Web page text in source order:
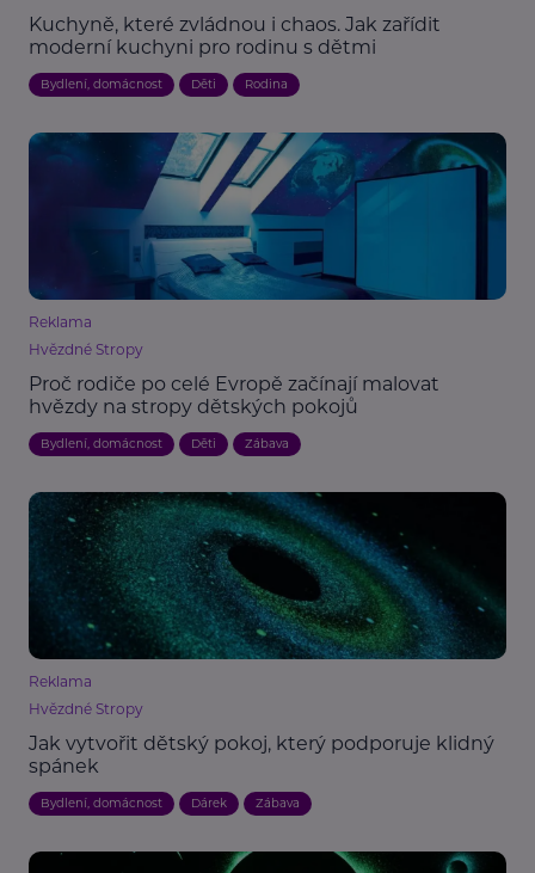
Kuchyně, které zvládnou i chaos. Jak zařídit
moderní kuchyni pro rodinu s dětmi
Bydlení, domácnost Děti Rodina
Reklama
Hvězdné Stropy
Proč rodiče po celé Evropě začínají malovat
hvězdy na stropy dětských pokojů
Bydlení, domácnost Děti Zábava
Reklama
Hvězdné Stropy
Jak vytvořit dětský pokoj, který podporuje klidný
spánek
Bydlení, domácnost Dárek Zábava